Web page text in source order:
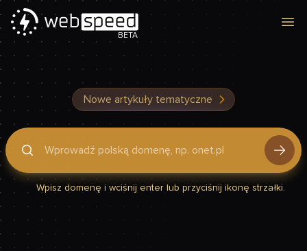
BETA
Nowe artykuły tematyczne
Podaj domenę, by sprawdzić, czy Twoja strona jest szybka
Wpisz domenę i wciśnij enter lub przyciśnij ikonę strzałki.